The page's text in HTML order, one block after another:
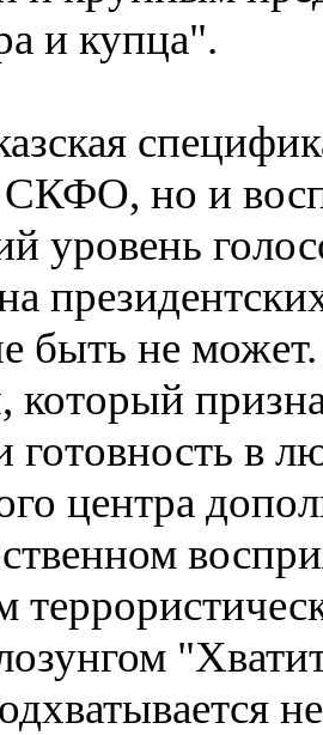
и купца".
но и
уровень
быть не
который
готовность в
центра